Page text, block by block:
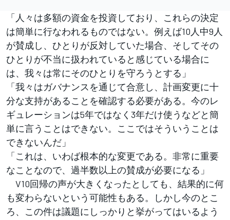
「人々は多額の資金を投資しており、これらの決定
は簡単に行なわれるものではない。例えば10人中9人
が賛成し、ひとりが反対していた場合、そしてその
ひとりが不当に扱われていると感じている場合に
は、我々は常にそのひとりを守ろうとする」
「我々はガバナンスを通じて合意し、計画変更に十
分な支持があることを確認する必要がある。今のレ
ギュレーションは5年ではなく3年だけ使うなどと簡
単に言うことはできない。ここではそういうことは
できないんだ」
「これは、いわば根本的な変更である。非常に重要
なことなので、過半数以上の賛成が必要になる」
V10回帰の声が大きくなったとしても、結果的に何
も変わらないという可能性もある。しかし今のとこ
ろ、この件は議題にしっかりと挙がってはいるよう